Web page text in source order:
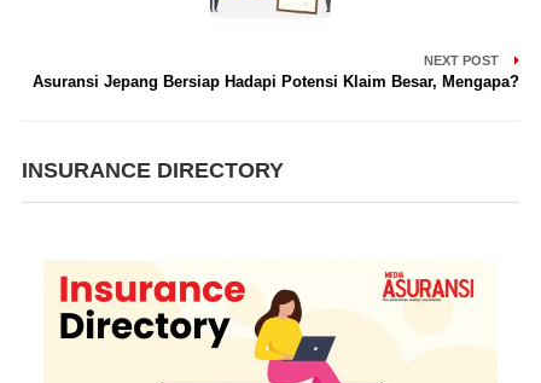
NEXT POST
Asuransi Jepang Bersiap Hadapi Potensi Klaim Besar, Mengapa?
INSURANCE DIRECTORY